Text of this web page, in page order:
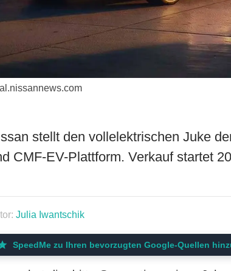
stellt den vollelektrischen Juke
CMF-EV-Plattform. Verkauf startet
Julia Iwantschik
SpeedMe zu Ihren bevorzugten Google-Quellen